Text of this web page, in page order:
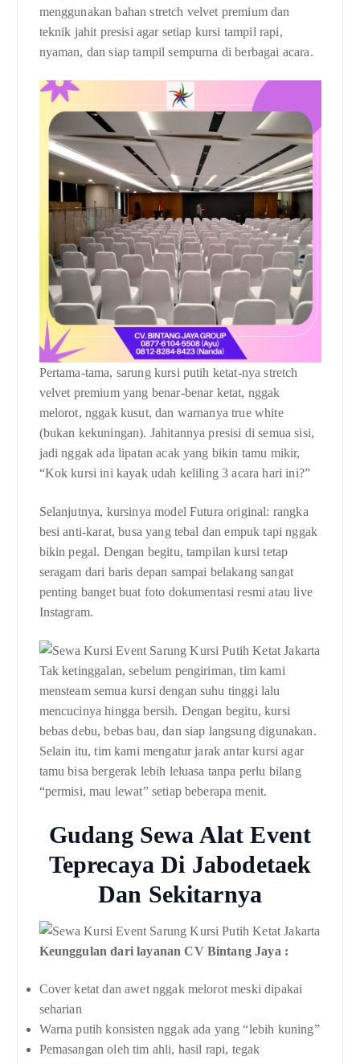
menggunakan bahan stretch velvet premium dan
teknik jahit presisi agar setiap kursi tampil rapi,
nyaman, dan siap tampil sempurna di berbagai acara.
Pertama-tama, sarung kursi putih ketat-nya stretch
velvet premium yang benar-benar ketat, nggak
melorot, nggak kusut, dan warnanya true white
(bukan kekuningan). Jahitannya presisi di semua sisi,
jadi nggak ada lipatan acak yang bikin tamu mikir,
“Kok kursi ini kayak udah keliling 3 acara hari ini?”
Selanjutnya, kursinya model Futura original: rangka
besi anti-karat, busa yang tebal dan empuk tapi nggak
bikin pegal. Dengan begitu, tampilan kursi tetap
seragam dari baris depan sampai belakang sangat
penting banget buat foto dokumentasi resmi atau live
Instagram.
Tak ketinggalan, sebelum pengiriman, tim kami
mensteam semua kursi dengan suhu tinggi lalu
mencucinya hingga bersih. Dengan begitu, kursi
bebas debu, bebas bau, dan siap langsung digunakan.
Selain itu, tim kami mengatur jarak antar kursi agar
tamu bisa bergerak lebih leluasa tanpa perlu bilang
“permisi, mau lewat” setiap beberapa menit.
Gudang Sewa Alat Event
Teprecaya Di Jabodetaek
Dan Sekitarnya
Keunggulan dari layanan CV Bintang Jaya :
Cover ketat dan awet nggak melorot meski dipakai
seharian
Warna putih konsisten nggak ada yang “lebih kuning”
Pemasangan oleh tim ahli, hasil rapi, tegak